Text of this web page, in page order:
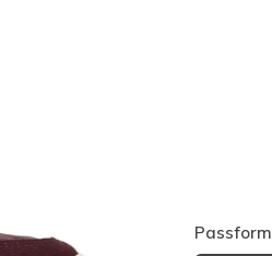
Passform